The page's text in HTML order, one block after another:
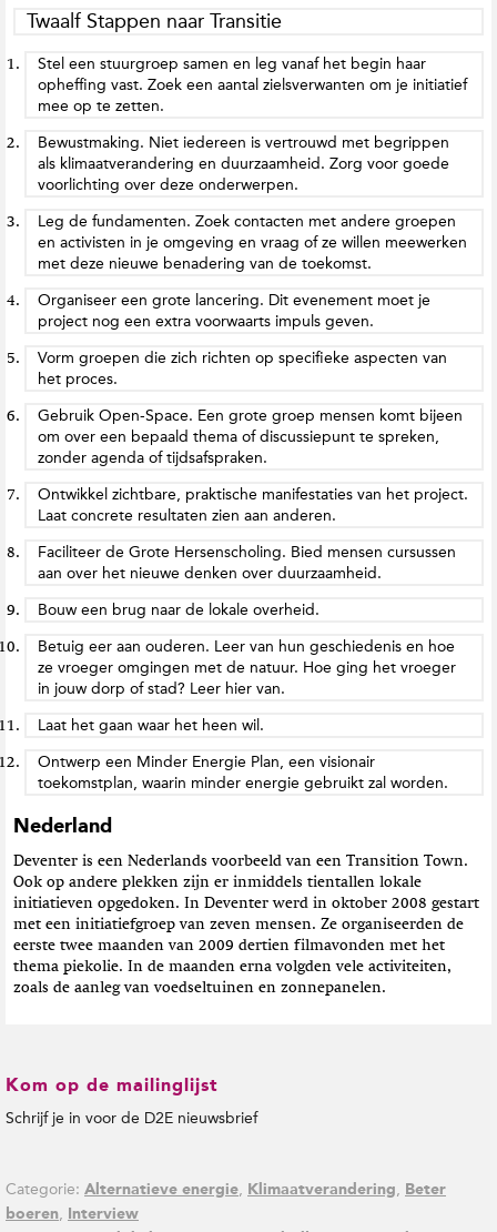
Twaalf Stappen naar Transitie
Stel een stuurgroep samen en leg vanaf het begin haar
opheffing vast. Zoek een aantal zielsverwanten om je initiatief
mee op te zetten.
Bewustmaking. Niet iedereen is vertrouwd met begrippen
als klimaatverandering en duurzaamheid. Zorg voor goede
voorlichting over deze onderwerpen.
Leg de fundamenten. Zoek contacten met andere groepen
en activisten in je omgeving en vraag of ze willen meewerken
met deze nieuwe benadering van de toekomst.
Organiseer een grote lancering. Dit evenement moet je
project nog een extra voorwaarts impuls geven.
Vorm groepen die zich richten op specifieke aspecten van
het proces.
Gebruik Open-Space. Een grote groep mensen komt bijeen
om over een bepaald thema of discussiepunt te spreken,
zonder agenda of tijdsafspraken.
Ontwikkel zichtbare, praktische manifestaties van het project.
Laat concrete resultaten zien aan anderen.
Faciliteer de Grote Hersenscholing. Bied mensen cursussen
aan over het nieuwe denken over duurzaamheid.
Bouw een brug naar de lokale overheid.
Betuig eer aan ouderen. Leer van hun geschiedenis en hoe
ze vroeger omgingen met de natuur. Hoe ging het vroeger
in jouw dorp of stad? Leer hier van.
Laat het gaan waar het heen wil.
Ontwerp een Minder Energie Plan, een visionair
toekomstplan, waarin minder energie gebruikt zal worden.
Nederland
Deventer is een Nederlands voorbeeld van een Transition Town.
Ook op andere plekken zijn er inmiddels tientallen lokale
initiatieven opgedoken. In Deventer werd in oktober 2008 gestart
met een initiatiefgroep van zeven mensen. Ze organiseerden de
eerste twee maanden van 2009 dertien filmavonden met het
thema piekolie. In de maanden erna volgden vele activiteiten,
zoals de aanleg van voedseltuinen en zonnepanelen.
Kom op de mailinglijst
Schrijf je in voor de D2E nieuwsbrief
Categorie: Alternatieve energie, Klimaatverandering, Beter
boeren, Interview